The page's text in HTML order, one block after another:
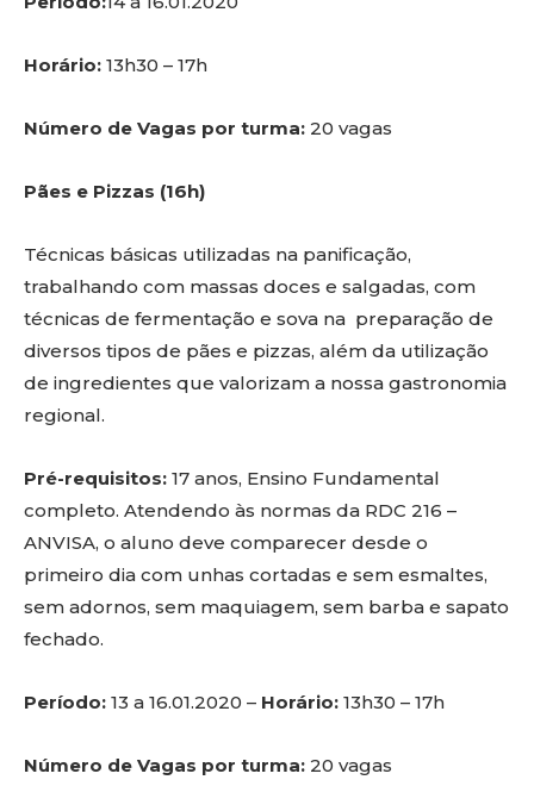
Horário: 13h30 – 17h
Número de Vagas por turma: 20 vagas
Pães e Pizzas (16h)
Técnicas básicas utilizadas na panificação,
trabalhando com massas doces e salgadas, com
técnicas de fermentação e sova na preparação de
diversos tipos de pães e pizzas, além da utilização
de ingredientes que valorizam a nossa gastronomia
regional.
Pré-requisitos: 17 anos, Ensino Fundamental
completo. Atendendo às normas da RDC 216 –
ANVISA, o aluno deve comparecer desde o
primeiro dia com unhas cortadas e sem esmaltes,
sem adornos, sem maquiagem, sem barba e sapato
fechado.
Período: 13 a 16.01.2020 – Horário: 13h30 – 17h
Número de Vagas por turma: 20 vagas